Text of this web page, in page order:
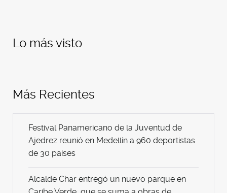
Lo más visto
Más Recientes
Festival Panamericano de la Juventud de
Ajedrez reunió en Medellín a 960 deportistas
de 30 países
Alcalde Char entregó un nuevo parque en